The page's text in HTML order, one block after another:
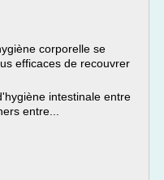
corporelle se
efficaces de recouvrer
intestinale entre
entre...